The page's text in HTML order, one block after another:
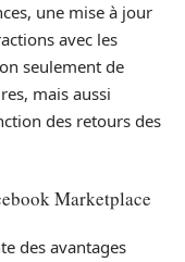
une mise à jour
avec les
seulement de
mais aussi
des retours des
Marketplace
des avantages